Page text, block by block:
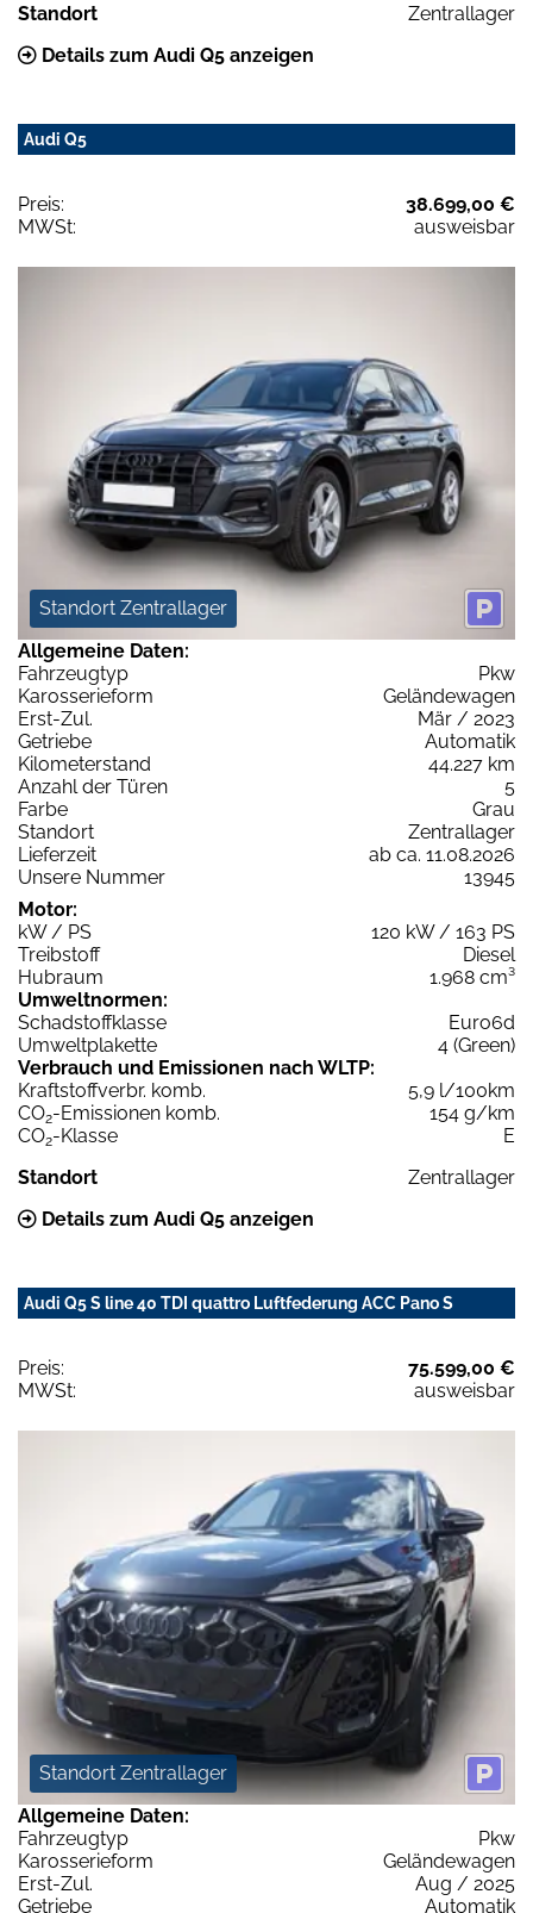
Standort
Zentrallager
Details zum Audi Q5 anzeigen
Audi Q5
Preis:
38.699,00 €
MWSt:
ausweisbar
Standort Zentrallager
Allgemeine Daten:
Fahrzeugtyp
Pkw
Karosserieform
Geländewagen
Erst-Zul.
Mär / 2023
Getriebe
Automatik
Kilometerstand
44.227 km
Anzahl der Türen
5
Farbe
Grau
Standort
Zentrallager
Lieferzeit
ab ca. 11.08.2026
Unsere Nummer
13945
Motor:
kW / PS
120 kW / 163 PS
Treibstoff
Diesel
Hubraum
1.968 cm³
Umweltnormen:
Schadstoffklasse
Euro6d
Umweltplakette
4 (Green)
Verbrauch und Emissionen nach WLTP:
Kraftstoffverbr. komb.
5,9 l/100km
CO2-Emissionen komb.
154 g/km
CO2-Klasse
E
Standort
Zentrallager
Details zum Audi Q5 anzeigen
Audi Q5 S line 40 TDI quattro Luftfederung ACC Pano S
Preis:
75.599,00 €
MWSt:
ausweisbar
Standort Zentrallager
Allgemeine Daten:
Fahrzeugtyp
Pkw
Karosserieform
Geländewagen
Erst-Zul.
Aug / 2025
Getriebe
Automatik